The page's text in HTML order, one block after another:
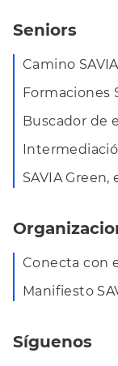
Seniors
Camino SAVIA
Formaciones
Buscador de
SAVIA
Conecta con
Manifiesto
Síguenos